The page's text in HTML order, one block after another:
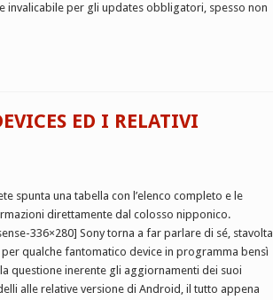
invalicabile per gli updates obbligatori, spesso non
ED I RELATIVI
spunta una tabella con l’elenco completo e le
direttamente dal colosso nipponico.
336×280] Sony torna a far parlare di sé, stavolta
qualche fantomatico device in programma bensì
questione inerente gli aggiornamenti dei suoi
alle relative versione di Android, il tutto appena